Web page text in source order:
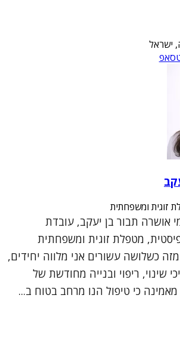
זוגית ומשפחתית
אושרה תבור בן יעקב, עובדת
מטפלת זוגית ומשפחתית
כשלושה עשורים אני מלווה יחידים,
שינוי, ריפוי ובנייה מחודשת של
כי טיפול הנו מרחב בטוח ב...